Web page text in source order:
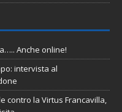
Anche online!
intervista al
contro la Virtus Francavilla,